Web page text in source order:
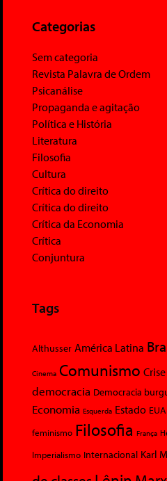
Categorias
Sem categoria
Revista Palavra de Ordem
Psicanálise
Propaganda e agitação
Política e História
Literatura
Filosofia
Cultura
Crítica do direito
Crítica do direito
Crítica da Economia
Crítica
Conjuntura
Tags
Althusser América Latina
Cinema Comunismo Crise
democracia Democracia
Economia Esquerda Estado EUA
feminismo Filosofia França
Imperialismo Internacional Karl